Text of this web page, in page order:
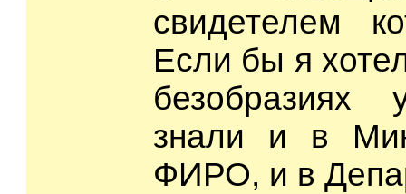
свидетелем
Если бы я
знали и в
ФИРО, и в